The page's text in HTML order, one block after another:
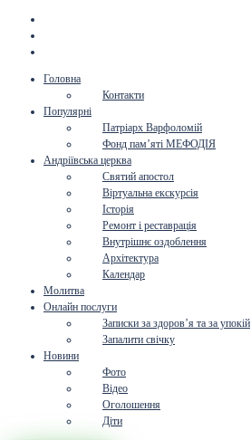
Головна
Контакти
Популярні
Патріарх Варфоломій
Фонд пам’яті МЕФОДІЯ
Андріївська церква
Святий апостол
Віртуальна екскурсія
Історія
Ремонт і реставрація
Внутрішнє оздоблення
Архітектура
Календар
Молитва
Онлайн послуги
Записки за здоров’я та за упокій
Запалити свічку
Новини
Фото
Відео
Оголошення
Діти